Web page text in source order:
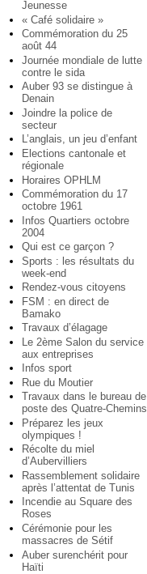
Jeunesse
« Café solidaire »
Commémoration du 25
août 44
Journée mondiale de lutte
contre le sida
Auber 93 se distingue à
Denain
Joindre la police de
secteur
L’anglais, un jeu d’enfant
Elections cantonale et
régionale
Horaires OPHLM
Commémoration du 17
octobre 1961
Infos Quartiers octobre
2004
Qui est ce garçon ?
Sports : les résultats du
week-end
Rendez-vous citoyens
FSM : en direct de
Bamako
Travaux d’élagage
Le 2ème Salon du service
aux entreprises
Infos sport
Rue du Moutier
Travaux dans le bureau de
poste des Quatre-Chemins
Préparez les jeux
olympiques !
Récolte du miel
d’Aubervilliers
Rassemblement solidaire
après l’attentat de Tunis
Incendie au Square des
Roses
Cérémonie pour les
massacres de Sétif
Auber surenchérit pour
Haïti